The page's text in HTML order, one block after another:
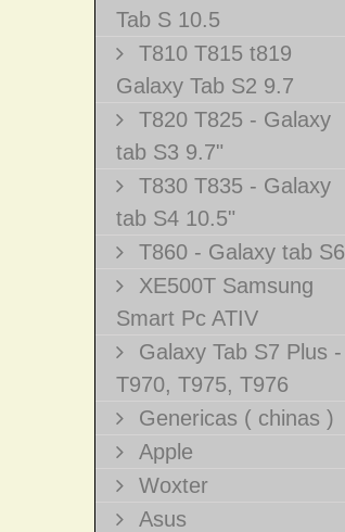
Tab S 10.5
T810 T815 t819
Galaxy Tab S2 9.7
T820 T825 - Galaxy
tab S3 9.7"
T830 T835 - Galaxy
tab S4 10.5"
T860 - Galaxy tab S6
XE500T Samsung
Smart Pc ATIV
Galaxy Tab S7 Plus -
T970, T975, T976
Genericas ( chinas )
Apple
Woxter
Asus